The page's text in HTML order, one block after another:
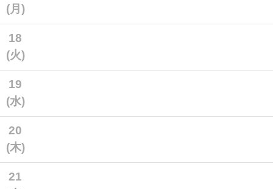
(月)
18
(火)
19
(水)
20
(木)
21